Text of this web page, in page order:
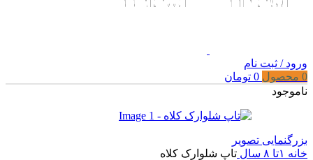
ورود / ثبت نام
0 محصول 0 تومان
ناموجود
بزرگنمایی تصویر
خانه ۱تا ۸ سال تاپ شلوارک کلاه